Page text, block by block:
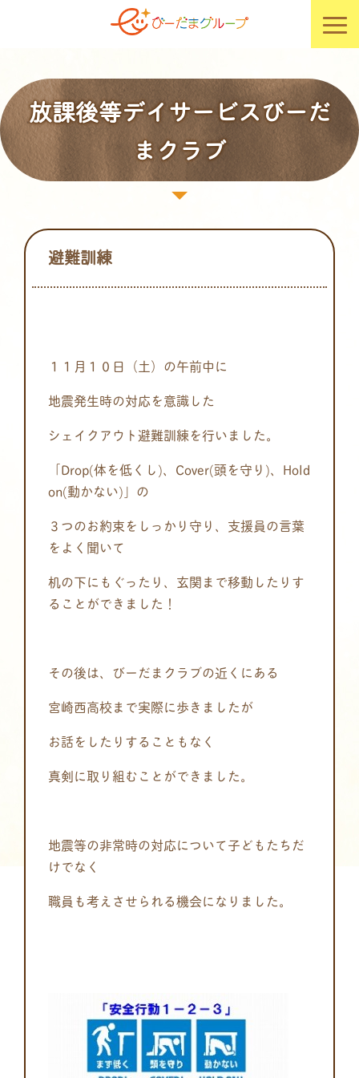
放課後等デイサービスびーだ
まクラブ
避難訓練
１１月１０日（土）の午前中に
地震発生時の対応を意識した
シェイクアウト避難訓練を行いました。
「Drop(体を低くし)、Cover(頭を守り)、Hold
on(動かない)」の
３つのお約束をしっかり守り、支援員の言葉
をよく聞いて
机の下にもぐったり、玄関まで移動したりす
ることができました！
その後は、びーだまクラブの近くにある
宮崎西高校まで実際に歩きましたが
お話をしたりすることもなく
真剣に取り組むことができました。
地震等の非常時の対応について子どもたちだ
けでなく
職員も考えさせられる機会になりました。